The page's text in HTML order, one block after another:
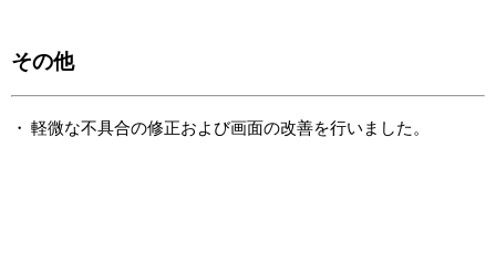
その他
軽微な不具合の修正および画面の改善を行いました。